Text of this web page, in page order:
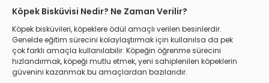
Köpek Bisküvisi Nedir? Ne Zaman Verilir?
Köpek bisküvileri, köpeklere ödül amaçlı verilen besinlerdir.
Genelde eğitim sürecini kolaylaştırmak için kullanılsa da pek
çok farklı amaçla kullanılabilir. Köpeğin öğrenme sürecini
hızlandırmak, köpeği mutlu etmek, yeni sahiplenilen köpeklerin
güvenini kazanmak bu amaçlardan bazılarıdır.